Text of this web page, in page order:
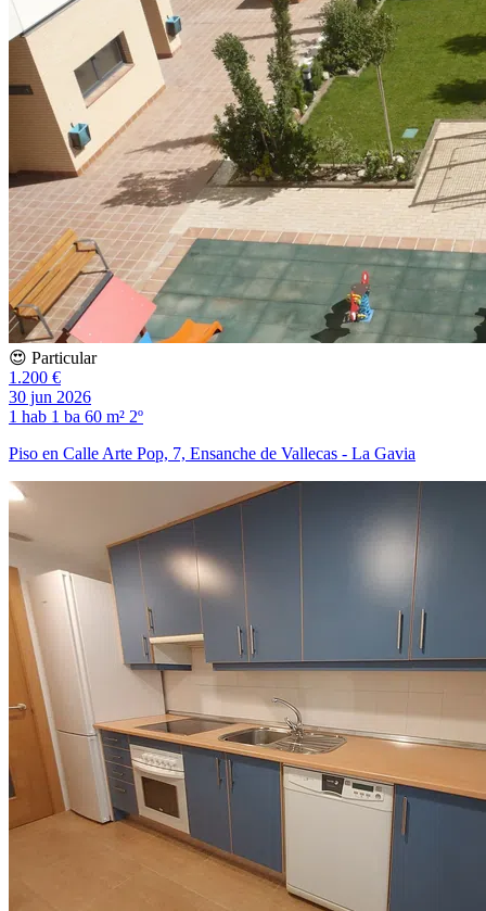
😍 Particular
1.200 €
30 jun 2026
1 hab 1 ba 60 m² 2º
Piso en Calle Arte Pop, 7, Ensanche de Vallecas - La Gavia